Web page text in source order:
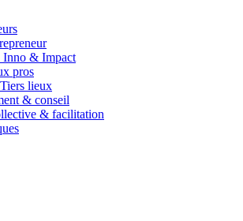
& Impact
pros
lieux
& conseil
& facilitation